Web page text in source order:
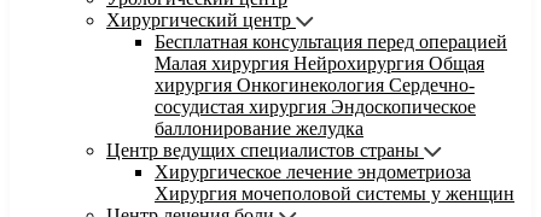
Хирургический центр
Бесплатная консультация перед операцией
Малая хирургия Нейрохирургия Общая
хирургия Онкогинекология Сердечно-
сосудистая хирургия Эндоскопическое
баллонирование желудка
Центр ведущих специалистов страны
Хирургическое лечение эндометриоза
Хирургия мочеполовой системы у женщин